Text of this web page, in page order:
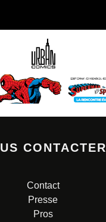
CONTACTER
Contact
Presse
Pros